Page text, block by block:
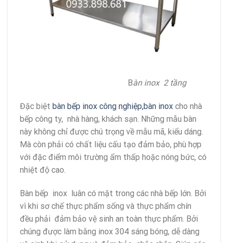
Bàn inox 2 tầng
Đặc biệt bàn bếp inox công nghiệp,bàn inox cho nhà
bếp công ty, nhà hàng, khách sạn. Những mẫu bàn
này không chỉ được chú trọng về mẫu mã, kiểu dáng.
Mà còn phải có chất liệu cấu tạo đảm bảo, phù hợp
với đặc điểm môi trường ẩm thấp hoặc nóng bức, có
nhiệt độ cao.
Bàn bếp inox luân có mặt trong các nhà bếp lớn. Bởi
vì khi sơ chế thực phẩm sống và thực phẩm chín
đều phải đảm bảo vệ sinh an toàn thực phẩm. Bởi
chúng được làm bằng inox 304 sáng bóng, dễ dàng